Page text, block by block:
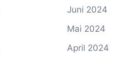
Juni 2024
Mai 2024
April 2024